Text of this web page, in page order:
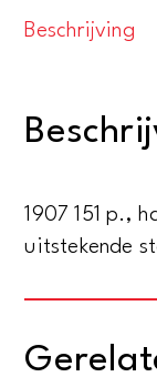
Beschrijving
1907 151 p.,
uitstekende